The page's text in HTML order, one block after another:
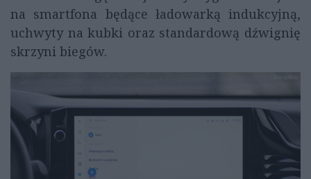
na smartfona będące ładowarką indukcyjną,
uchwyty na kubki oraz standardową dźwignię
skrzyni biegów.